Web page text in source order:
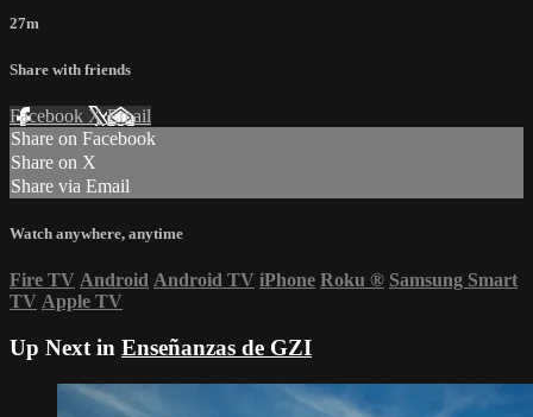
27m
Share with friends
Facebook XEmail
Share on Facebook
Share on X
Share via Email
Watch anywhere, anytime
Fire TV Android Android TV iPhone Roku ® Samsung Smart
TV Apple TV
Up Next in Enseñanzas de GZI